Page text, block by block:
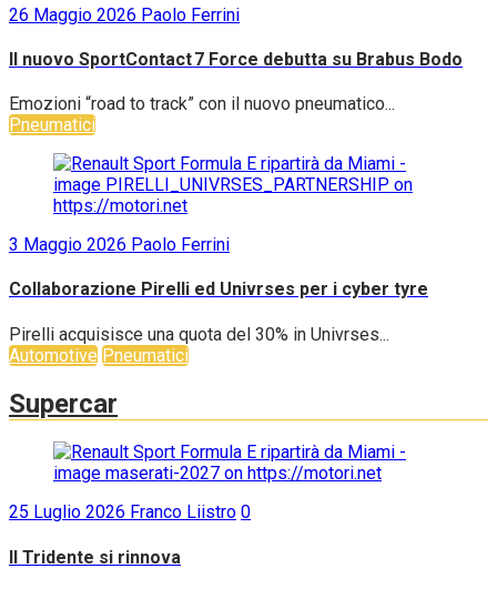
26 Maggio 2026 Paolo Ferrini
Il nuovo SportContact 7 Force debutta su Brabus Bodo
Emozioni “road to track” con il nuovo pneumatico...
Pneumatici
3 Maggio 2026 Paolo Ferrini
Collaborazione Pirelli ed Univrses per i cyber tyre
Pirelli acquisisce una quota del 30% in Univrses...
Automotive Pneumatici
Supercar
25 Luglio 2026 Franco Liistro 0
Il Tridente si rinnova